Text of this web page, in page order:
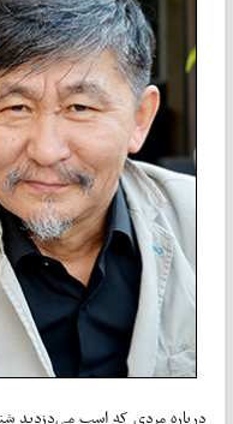
درباره مردی که اسب می‌دزدید